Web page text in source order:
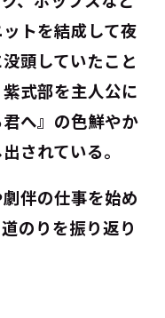
トを結成して夜
頭していたこと
式部を主人公に
へ』の色鮮やか
されている。
伴の仕事を始め
のりを振り返り